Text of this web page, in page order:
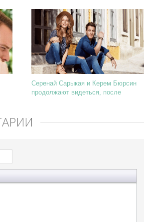
Серенай Сарыкая и Керем Бюрсин
продолжают видеться, после